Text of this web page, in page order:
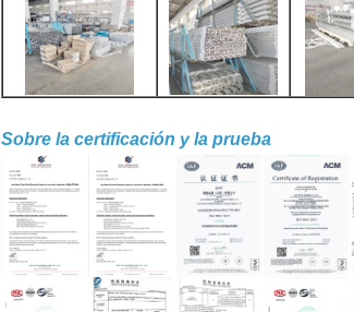
Sobre la certificación y la prueba